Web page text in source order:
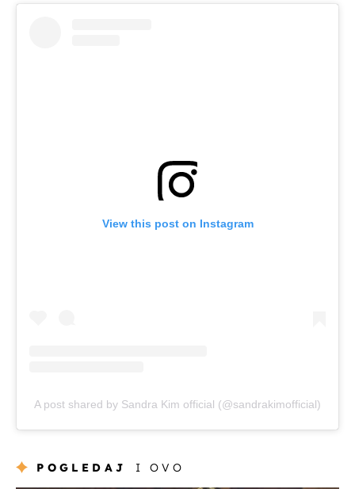
View this post on Instagram
A post shared by Sandra Kim official (@sandrakimofficial)
POGLEDAJ I OVO